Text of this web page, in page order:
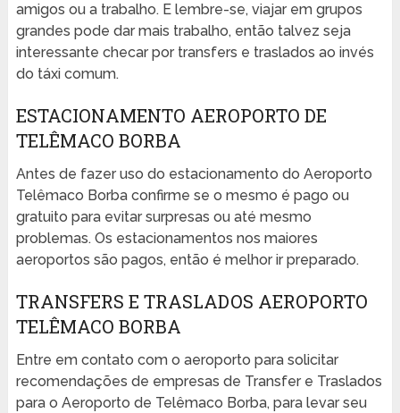
amigos ou a trabalho. E lembre-se, viajar em grupos
grandes pode dar mais trabalho, então talvez seja
interessante checar por transfers e traslados ao invés
do táxi comum.
ESTACIONAMENTO AEROPORTO DE
TELÊMACO BORBA
Antes de fazer uso do estacionamento do Aeroporto
Telêmaco Borba confirme se o mesmo é pago ou
gratuito para evitar surpresas ou até mesmo
problemas. Os estacionamentos nos maiores
aeroportos são pagos, então é melhor ir preparado.
TRANSFERS E TRASLADOS AEROPORTO
TELÊMACO BORBA
Entre em contato com o aeroporto para solicitar
recomendações de empresas de Transfer e Traslados
para o Aeroporto de Telêmaco Borba, para levar seu